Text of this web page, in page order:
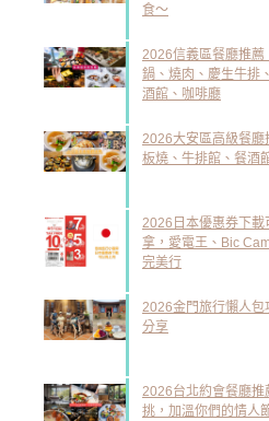
食～
2026信義區餐廳推薦
鍋、燒肉、慶生牛排
酒館、咖啡廳
2026大安區高級餐廳
板燒、牛排館、餐酒
2026日本優惠券下載
拿，愛電王、Bic
完美行
2026金門旅行懶人包
分享
2026台北約會餐廳
挑，加溫你們的情人